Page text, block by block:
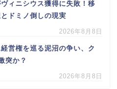
ヴィニシウス獲得に失敗！移
ドミノ倒しの現実
2026年8月8日
営権を巡る泥沼の争い、ク
突か？
2026年8月8日